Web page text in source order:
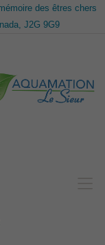
des êtres chers
J2G 9G9